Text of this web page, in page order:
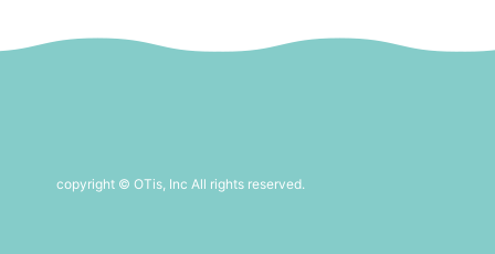
copyright © OTis, Inc All rights reserved.